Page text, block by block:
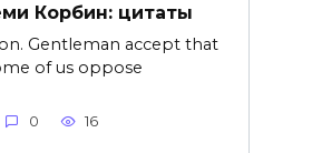
Корбин: цитаты
Gentleman accept that
of us oppose
0 16